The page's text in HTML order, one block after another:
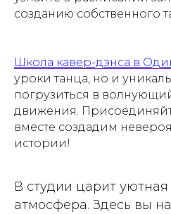
созданию собственного
Школа кавер-дэнса в
уроки танца, но и
погрузиться в
движения.
вместе создадим
истории!
В студии царит уютная
атмосфера. Здесь вы